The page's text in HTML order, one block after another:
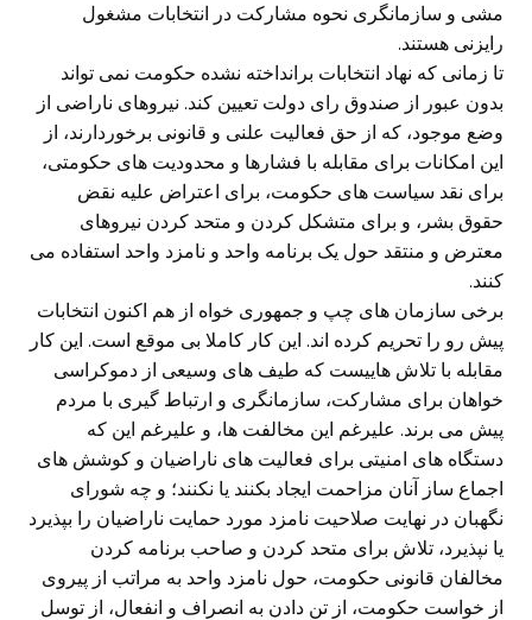
مشی و سازمانگری نحوه مشارکت در انتخابات مشغول
رایزنی هستند.
تا زمانی که نهاد انتخابات برانداخته نشده حکومت نمی تواند
بدون عبور از صندوق رای دولت تعیین کند. نیروهای ناراضی از
وضع موجود، که از حق فعالیت علنی و قانونی برخوردارند، از
این امکانات برای مقابله با فشارها و محدودیت های حکومتی،
برای نقد سیاست های حکومت، برای اعتراض علیه نقض
حقوق بشر، و برای متشکل کردن و متحد کردن نیروهای
معترض و منتقد حول یک برنامه واحد و نامزد واحد استفاده می
کنند.
برخی سازمان های چپ و جمهوری خواه از هم اکنون انتخابات
پیش رو را تحریم کرده اند. این کار کاملا بی موقع است. این کار
مقابله با تلاش هاییست که طیف های وسیعی از دموکراسی
خواهان برای مشارکت، سازمانگری و ارتباط گیری با مردم
پیش می برند. علیرغم این مخالفت ها، و علیرغم این که
دستگاه های امنیتی برای فعالیت های ناراضیان و کوشش های
اجماع ساز آنان مزاحمت ایجاد بکنند یا نکنند؛ و چه شورای
نگهبان در نهایت صلاحیت نامزد مورد حمایت ناراضیان را بپذیرد
یا نپذیرد، تلاش برای متحد کردن و صاحب برنامه کردن
مخالفان قانونی حکومت، حول نامزد واحد به مراتب از پیروی
از خواست حکومت، از تن دادن به انصراف و انفعال، از توسل